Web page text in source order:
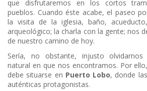
que disfrutaremos en los cortos
pueblos. Cuando éste acabe, el paseo
la visita de la iglesia, baño,
arqueológico; la charla con la gente; nos
de nuestro camino de hoy.
Sería, no obstante, injusto
natural en que nos encontramos. Por
debe situarse en Puerto Lobo, donde
auténticas protagonistas.